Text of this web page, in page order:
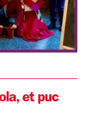
et puc